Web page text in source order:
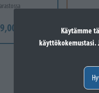
Käytämme
käyttökokemustasi.
€ Lisää koriin